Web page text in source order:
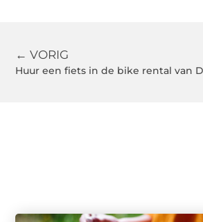
← VORIG
Huur een fiets in de bike rental van